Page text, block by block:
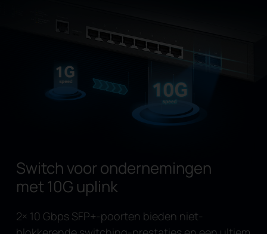
Switch voor ondernemingen
met 10G uplink
2× 10 Gbps SFP+-poorten bieden niet-